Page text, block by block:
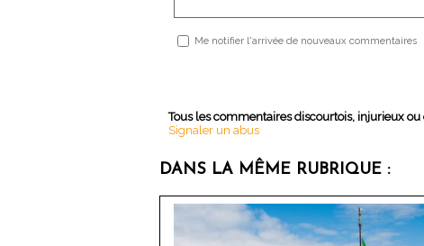
Me notifier l'arrivée de nouveaux commentaires
Tous les commentaires discourtois, injurieux
Signaler un abus
DANS LA MÊME RUBRIQUE :